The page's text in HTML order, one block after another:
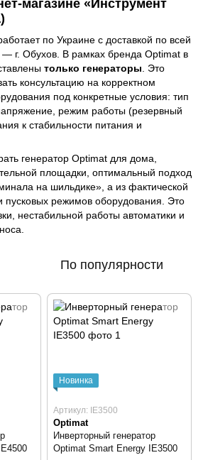
магазине «Инструмент
по Украине с доставкой по всей
г. Обухов. В рамках бренда Optimat в
только генераторы . Это
консультацию на корректном
под конкретные условия: тип
режим работы (резервный
к стабильности питания и
генератор Optimat для дома,
площадки, оптимальный подход
на шильдике», а из фактической
пусковых режимов оборудования. Это
нестабильной работы автоматики и
По популярности
Новинка
Артикул: IE3500
Optimat
Инверторный генератор
Optimat Smart Energy IE3500